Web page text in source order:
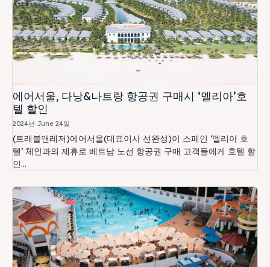
에어서울, 다낭&나트랑 항공권 구매시 ‘멜리아’호
텔 할인
2024년 June 24일
(트래블앤레저)에어서울(대표이사 선완성)이 스페인 ‘멜리아 호
텔’ 체인과의 제휴로 베트남 노선 항공권 구매 고객들에게 호텔 할
인...